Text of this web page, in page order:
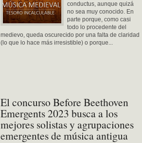
conductus, aunque quizá
no sea muy conocido. En
parte porque, como casi
todo lo procedente del
medievo, queda oscurecido por una falta de claridad
(lo que lo hace más irresistible) o porque...
El concurso Before Beethoven
Emergents 2023 busca a los
mejores solistas y agrupaciones
emergentes de música antigua